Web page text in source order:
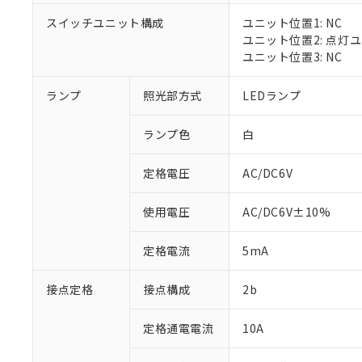
スイッチユニット構成
ユニット位置1: NC
ユニット位置2: 点灯
ユニット位置3: NC
ランプ 照光部方式 LEDランプ
ランプ色 白
定格電圧 AC/DC6V
使用電圧 AC/DC6V±10%
定格電流 5mA
接点定格 接点構成 2b
定格通電電流 10A
ご利用条件
以下の条件をお読
当社制御機
在庫状況お
のであり、
い。
当社販売員
ている必要
対応予定：EU
対応予定なし：
調査・確認中：
非該当品：ライセ
仕入先様の事情に
があります。
六価クロム(Cr(Ⅵ))
ル（DBP） 1000ppm
但し、RoHS指令で産業
フタル酸エステル類の
※2 対応予定月
※1 中国
「－」：未確認で
*中国RoHS10物質の基
Pb(鉛) :1000ppm、 Hg(
Cr(Ⅵ)(六価クロム) :
DBP(フタル酸ジブチル
「ｅ」：有害物質
う）を輸出
などの必要な
ます。
当社は貴社
当社は、貴
記
号
○ 一定数
△ 一定数
－
在庫な